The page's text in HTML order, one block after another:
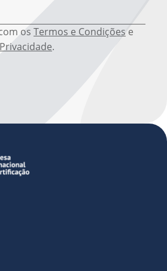
os Termos e Condições e
.